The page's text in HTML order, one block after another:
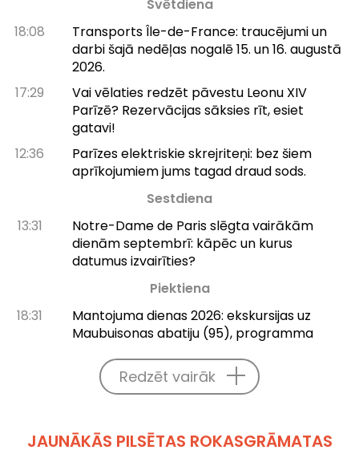
Svētdiena
18:08
Transports Île-de-France: traucējumi un
darbi šajā nedēļas nogalē 15. un 16. augustā
2026.
17:29
Vai vēlaties redzēt pāvestu Leonu XIV
Parīzē? Rezervācijas sāksies rīt, esiet
gatavi!
12:36
Parīzes elektriskie skrejriteņi: bez šiem
aprīkojumiem jums tagad draud sods.
Sestdiena
13:31
Notre-Dame de Paris slēgta vairākām
dienām septembrī: kāpēc un kurus
datumus izvairīties?
Piektiena
18:31
Mantojuma dienas 2026: ekskursijas uz
Maubuisonas abatiju (95), programma
Redzēt vairāk
JAUNĀKĀS PILSĒTAS ROKASGRĀMATAS